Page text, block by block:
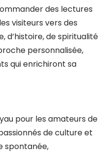
des lectures
visiteurs vers des
d’histoire, de spiritualité
personnalisée,
qui enrichiront sa
pour les amateurs de
de culture et
spontanée,